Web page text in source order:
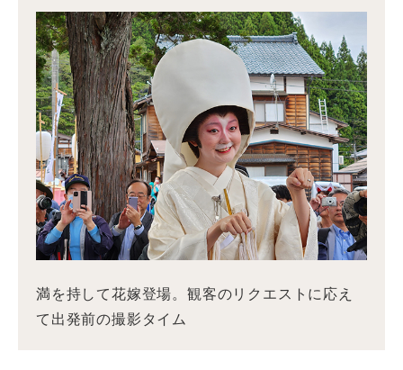
満を持して花嫁登場。観客のリクエストに応え
て出発前の撮影タイム